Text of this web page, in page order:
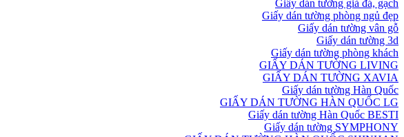
Giấy dán tường giả đá, gạch
Giấy dán tường phòng ngủ đẹp
Giấy dán tường vân gỗ
Giấy dán tường 3d
Giấy dán tường phòng khách
GIẤY DÁN TƯỜNG LIVING
GIẤY DÁN TƯỜNG XAVIA
Giấy dán tường Hàn Quốc
GIẤY DÁN TƯỜNG HÀN QUỐC LG
Giấy dán tường Hàn Quốc BESTI
Giấy dán tường SYMPHONY